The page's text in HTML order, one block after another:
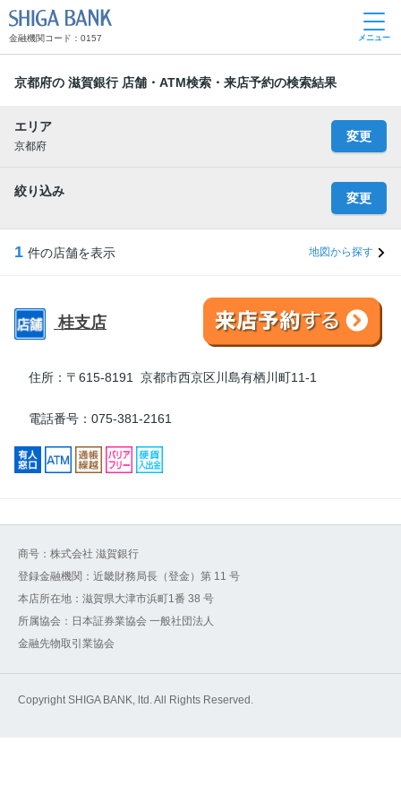
金融機関コード：0157 メニュー
京都府の 滋賀銀行 店舗・ATM検索・来店予約の検索結果
エリア
京都府
変更
絞り込み 変更
1 件の店舗を表示 地図から探す
桂支店
住所： 〒615-8191 京都市西京区川島有栖川町11-1
電話番号：075-381-2161
商号：株式会社 滋賀銀行
登録金融機関：近畿財務局長（登金）第 11 号
本店所在地：滋賀県大津市浜町1番 38 号
所属協会：日本証券業協会 一般社団法人
金融先物取引業協会
Copyright SHIGA BANK, ltd. All Rights Reserved.